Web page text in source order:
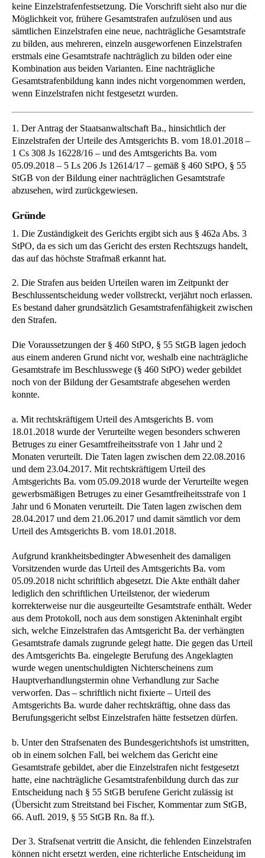
keine Einzelstrafenfestsetzung. Die Vorschrift sieht also nur die
Möglichkeit vor, frühere Gesamtstrafen aufzulösen und aus
sämtlichen Einzelstrafen eine neue, nachträgliche Gesamtstrafe
zu bilden, aus mehreren, einzeln ausgeworfenen Einzelstrafen
erstmals eine Gesamtstrafe nachträglich zu bilden oder eine
Kombination aus beiden Varianten. Eine nachträgliche
Gesamtstrafenbildung kann indes nicht vorgenommen werden,
wenn Einzelstrafen nicht festgesetzt wurden.
1. Der Antrag der Staatsanwaltschaft Ba., hinsichtlich der
Einzelstrafen der Urteile des Amtsgerichts B. vom 18.01.2018 –
1 Cs 308 Js 16228/16 – und des Amtsgerichts Ba. vom
05.09.2018 – 5 Ls 206 Js 12614/17 – gemäß § 460 StPO, § 55
StGB von der Bildung einer nachträglichen Gesamtstrafe
abzusehen, wird zurückgewiesen.
Gründe
1. Die Zuständigkeit des Gerichts ergibt sich aus § 462a Abs. 3
StPO, da es sich um das Gericht des ersten Rechtszugs handelt,
das auf das höchste Strafmaß erkannt hat.
2. Die Strafen aus beiden Urteilen waren im Zeitpunkt der
Beschlussentscheidung weder vollstreckt, verjährt noch erlassen.
Es bestand daher grundsätzlich Gesamtstrafenfähigkeit zwischen
den Strafen.
Die Voraussetzungen der § 460 StPO, § 55 StGB lagen jedoch
aus einem anderen Grund nicht vor, weshalb eine nachträgliche
Gesamtstrafe im Beschlusswege (§ 460 StPO) weder gebildet
noch von der Bildung der Gesamtstrafe abgesehen werden
konnte.
a. Mit rechtskräftigem Urteil des Amtsgerichts B. vom
18.01.2018 wurde der Verurteilte wegen besonders schweren
Betruges zu einer Gesamtfreiheitsstrafe von 1 Jahr und 2
Monaten verurteilt. Die Taten lagen zwischen dem 22.08.2016
und dem 23.04.2017. Mit rechtskräftigem Urteil des
Amtsgerichts Ba. vom 05.09.2018 wurde der Verurteilte wegen
gewerbsmäßigen Betruges zu einer Gesamtfreiheitsstrafe von 1
Jahr und 6 Monaten verurteilt. Die Taten lagen zwischen dem
28.04.2017 und dem 21.06.2017 und damit sämtlich vor dem
Urteil des Amtsgerichts B. vom 18.01.2018.
Aufgrund krankheitsbedingter Abwesenheit des damaligen
Vorsitzenden wurde das Urteil des Amtsgerichts Ba. vom
05.09.2018 nicht schriftlich abgesetzt. Die Akte enthält daher
lediglich den schriftlichen Urteilstenor, der wiederum
korrekterweise nur die ausgeurteilte Gesamtstrafe enthält. Weder
aus dem Protokoll, noch aus dem sonstigen Akteninhalt ergibt
sich, welche Einzelstrafen das Amtsgericht Ba. der verhängten
Gesamtstrafe damals zugrunde gelegt hatte. Die gegen das Urteil
des Amtsgerichts Ba. eingelegte Berufung des Angeklagten
wurde wegen unentschuldigten Nichterscheinens zum
Hauptverhandlungstermin ohne Verhandlung zur Sache
verworfen. Das – schriftlich nicht fixierte – Urteil des
Amtsgerichts Ba. wurde daher rechtskräftig, ohne dass das
Berufungsgericht selbst Einzelstrafen hätte festsetzen dürfen.
b. Unter den Strafsenaten des Bundesgerichtshofs ist umstritten,
ob in einem solchen Fall, bei welchem das Gericht eine
Gesamtstrafe gebildet, aber die Einzelstrafen nicht festgesetzt
hatte, eine nachträgliche Gesamtstrafenbildung durch das zur
Entscheidung nach § 55 StGB berufene Gericht zulässig ist
(Übersicht zum Streitstand bei Fischer, Kommentar zum StGB,
66. Aufl. 2019, § 55 StGB Rn. 8a ff.).
Der 3. Strafsenat vertritt die Ansicht, die fehlenden Einzelstrafen
können nicht ersetzt werden, eine richterliche Entscheidung im